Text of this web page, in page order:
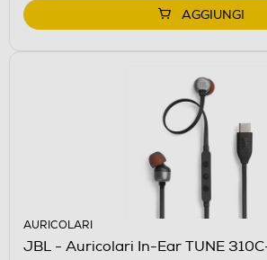
AGGIUNGI
AURICOLARI
JBL - Auricolari In-Ear TUNE